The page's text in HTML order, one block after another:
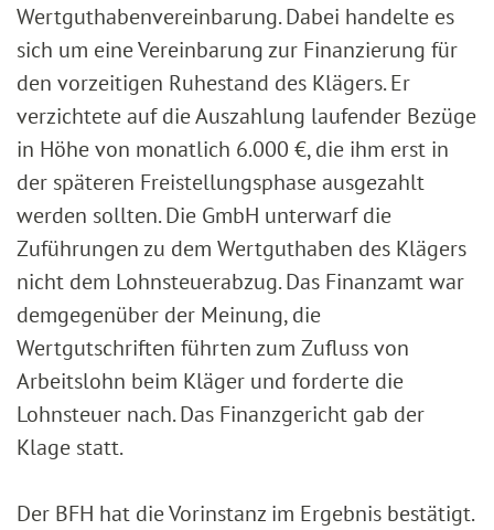
Wertguthabenvereinbarung. Dabei handelte es
sich um eine Vereinbarung zur Finanzierung für
den vorzeitigen Ruhestand des Klägers. Er
verzichtete auf die Auszahlung laufender Bezüge
in Höhe von monatlich 6.000 €, die ihm erst in
der späteren Freistellungsphase ausgezahlt
werden sollten. Die GmbH unterwarf die
Zuführungen zu dem Wertguthaben des Klägers
nicht dem Lohnsteuerabzug. Das Finanzamt war
demgegenüber der Meinung, die
Wertgutschriften führten zum Zufluss von
Arbeitslohn beim Kläger und forderte die
Lohnsteuer nach. Das Finanzgericht gab der
Klage statt.
Der BFH hat die Vorinstanz im Ergebnis bestätigt.